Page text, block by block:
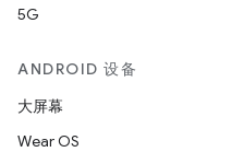
5G
ANDROID 设备
大屏幕
Wear OS